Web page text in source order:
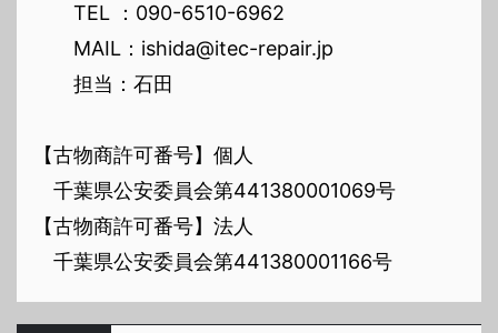
TEL ：090-6510-6962
MAIL：ishida@itec-repair.jp
担当：石田
【古物商許可番号】個人
千葉県公安委員会第441380001069号
【古物商許可番号】法人
千葉県公安委員会第441380001166号